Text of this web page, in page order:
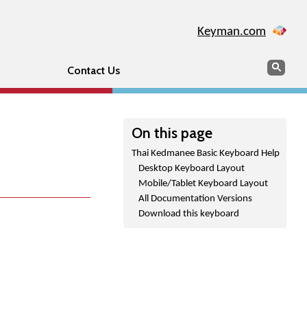
Keyman.com
Contact Us Search
On this page
Thai Kedmanee Basic Keyboard Help
Desktop Keyboard Layout
Mobile/Tablet Keyboard Layout
All Documentation Versions
Download this keyboard